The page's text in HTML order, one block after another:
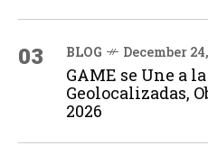
03 BLOG December
GAME se Une a
Geolocalizadas,
2026